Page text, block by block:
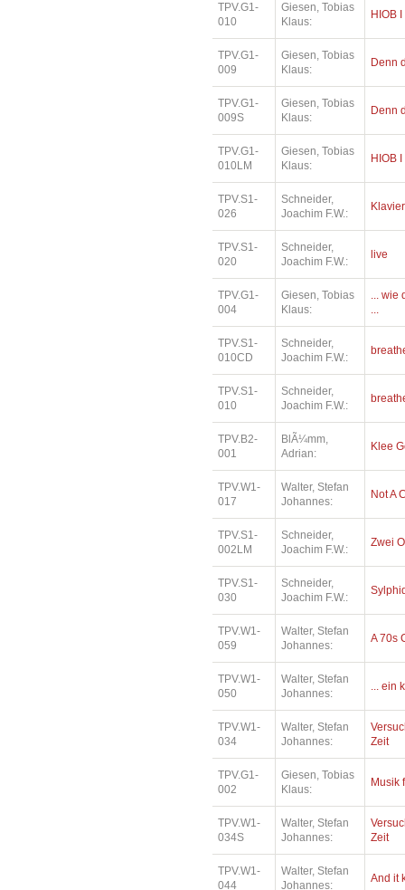
TPV.G1-
010
Giesen, Tobias
Klaus:
HIOB I
TPV.G1-
009
Giesen, Tobias
Klaus:
Denn
TPV.G1-
009S
Giesen, Tobias
Klaus:
Denn
TPV.G1-
010LM
Giesen, Tobias
Klaus:
HIOB I
TPV.S1-
026
Schneider,
Joachim F.W.:
TPV.S1-
020
Schneider,
Joachim F.W.:
live
TPV.G1-
004
Giesen, Tobias
Klaus:
... wie
...
TPV.S1-
010CD
Schneider,
Joachim F.W.:
TPV.S1-
010
Schneider,
Joachim F.W.:
TPV.B2-
001
BlÃ¼mm,
Adrian:
Klee
TPV.W1-
017
Walter, Stefan
Johannes:
Not A
TPV.S1-
002LM
Schneider,
Joachim F.W.:
Zwei
TPV.S1-
030
Schneider,
Joachim F.W.:
TPV.W1-
059
Walter, Stefan
Johannes:
A 70s
TPV.W1-
050
Walter, Stefan
Johannes:
... ein
TPV.W1-
034
Walter, Stefan
Johannes:
Zeit
TPV.G1-
002
Giesen, Tobias
Klaus:
Musik
TPV.W1-
034S
Walter, Stefan
Johannes:
Zeit
TPV.W1-
044
Walter, Stefan
Johannes:
And it